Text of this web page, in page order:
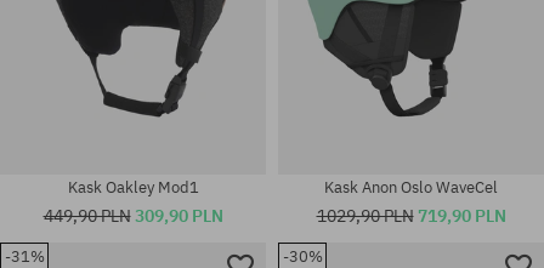
Kask Oakley Mod1
449,90 PLN309,90 PLN
Kask Anon Oslo WaveCel
1029,90 PLN 719,90 PLN
-31% -30%